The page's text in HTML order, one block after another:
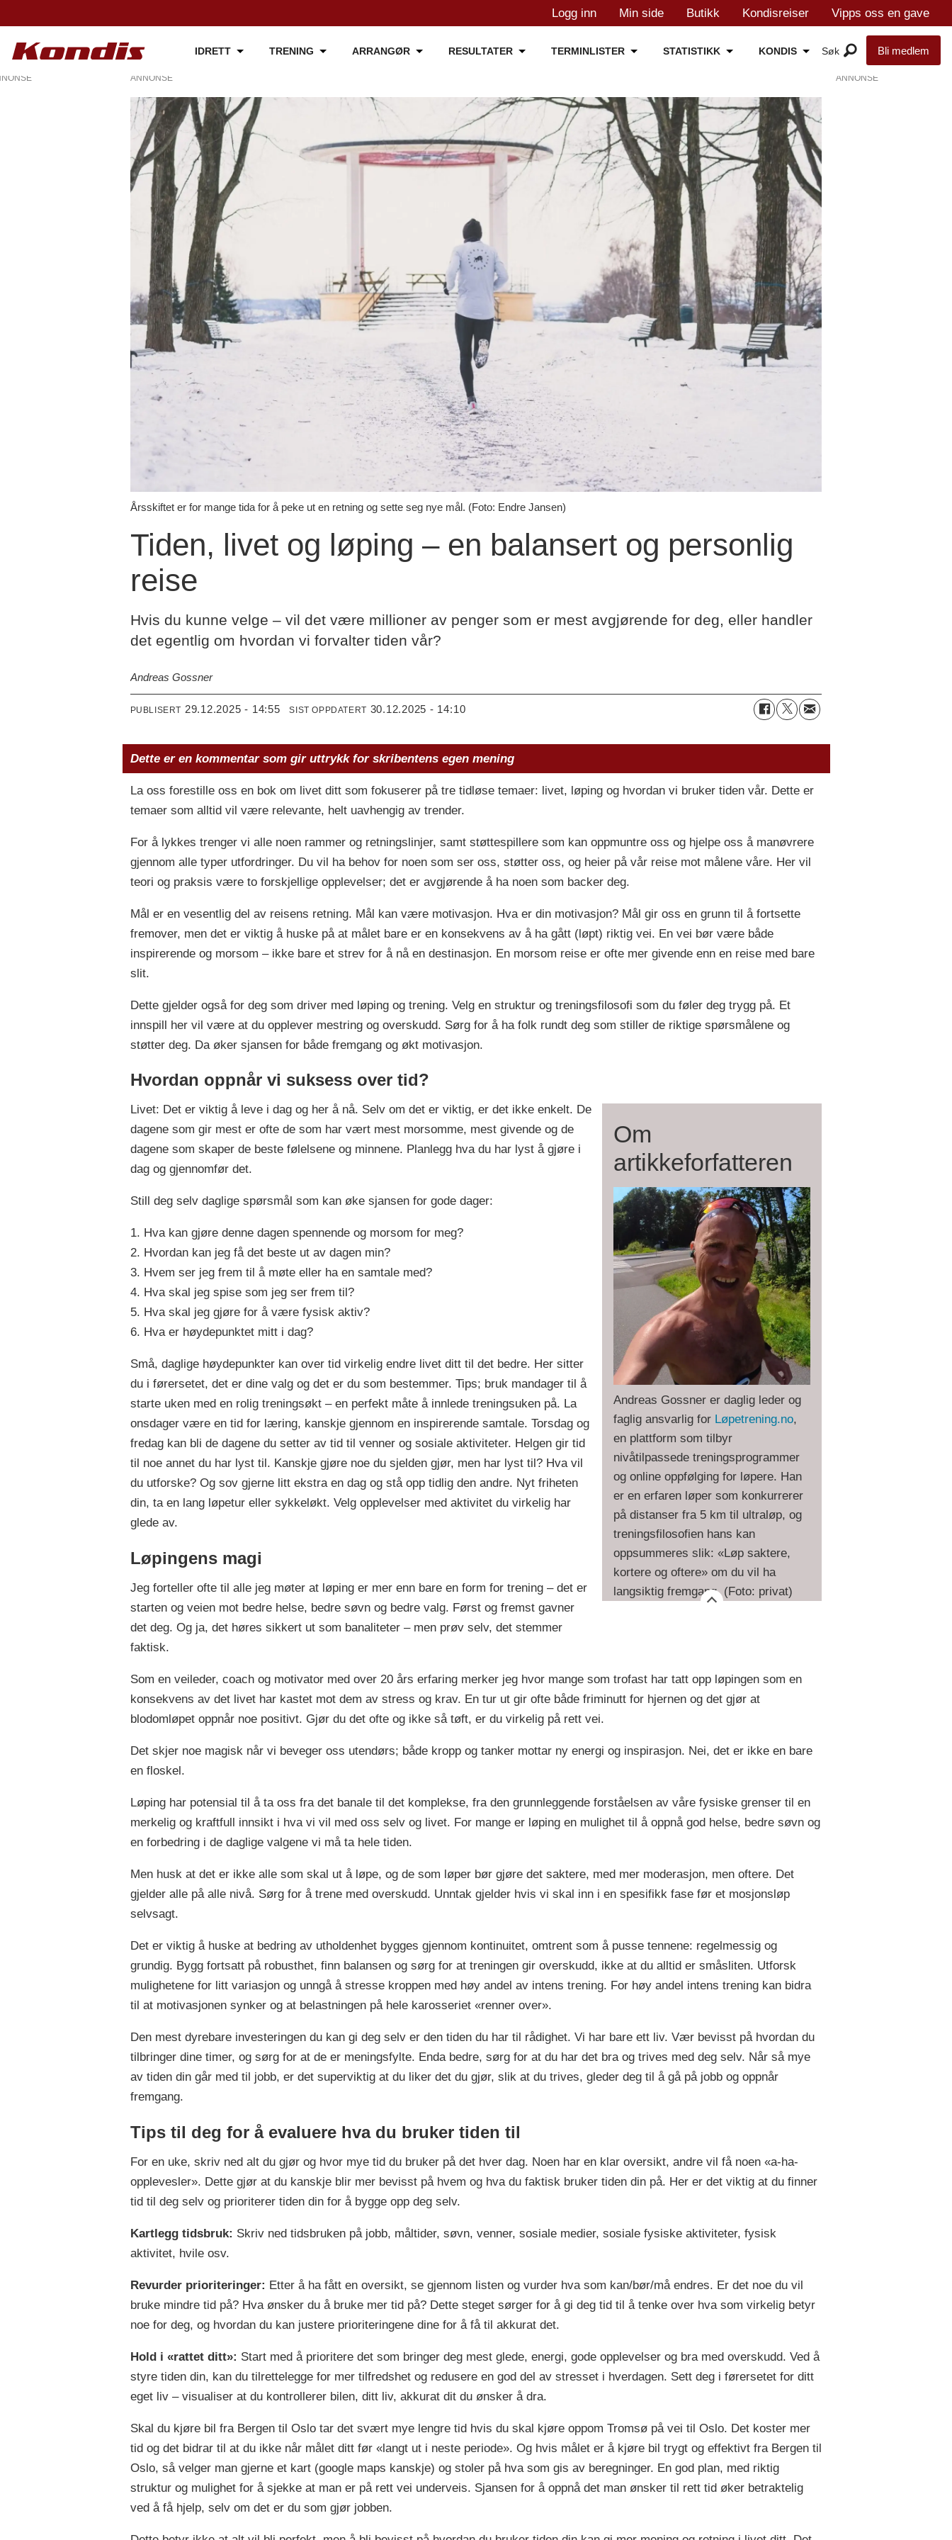
Logg inn Min side Butikk Kondisreiser Vipps oss en gave
IDRETT TRENING ARRANGØR RESULTATER TERMINLISTER STATISTIKK KONDIS Bli medlem
ANNONSE
Årsskiftet er for mange tida for å peke ut en retning og sette seg nye mål. (Foto: Endre Jansen)
Tiden, livet og løping – en balansert og personlig
reise
Hvis du kunne velge – vil det være millioner av penger som er mest avgjørende for deg, eller handler
det egentlig om hvordan vi forvalter tiden vår?
Andreas Gossner
PUBLISERT 29.12.2025 - 14:55 SIST OPPDATERT 30.12.2025 - 14:10
Dette er en kommentar som gir uttrykk for skribentens egen mening
La oss forestille oss en bok om livet ditt som fokuserer på tre tidløse temaer: livet, løping og hvordan vi bruker tiden vår. Dette er
temaer som alltid vil være relevante, helt uavhengig av trender.
For å lykkes trenger vi alle noen rammer og retningslinjer, samt støttespillere som kan oppmuntre oss og hjelpe oss å manøvrere
gjennom alle typer utfordringer. Du vil ha behov for noen som ser oss, støtter oss, og heier på vår reise mot målene våre. Her vil
teori og praksis være to forskjellige opplevelser; det er avgjørende å ha noen som backer deg.
Mål er en vesentlig del av reisens retning. Mål kan være motivasjon. Hva er din motivasjon? Mål gir oss en grunn til å fortsette
fremover, men det er viktig å huske på at målet bare er en konsekvens av å ha gått (løpt) riktig vei. En vei bør være både
inspirerende og morsom – ikke bare et strev for å nå en destinasjon. En morsom reise er ofte mer givende enn en reise med bare
slit.
Dette gjelder også for deg som driver med løping og trening. Velg en struktur og treningsfilosofi som du føler deg trygg på. Et
innspill her vil være at du opplever mestring og overskudd. Sørg for å ha folk rundt deg som stiller de riktige spørsmålene og
støtter deg. Da øker sjansen for både fremgang og økt motivasjon.
Hvordan oppnår vi suksess over tid?
Om
artikkeforfatteren
Andreas Gossner er daglig leder og
faglig ansvarlig for Løpetrening.no,
en plattform som tilbyr
nivåtilpassede treningsprogrammer
og online oppfølging for løpere. Han
er en erfaren løper som konkurrerer
på distanser fra 5 km til ultraløp, og
treningsfilosofien hans kan
oppsummeres slik: «Løp saktere,
kortere og oftere» om du vil ha
langsiktig fremgang. (Foto: privat)
Livet: Det er viktig å leve i dag og her å nå. Selv om det er viktig, er det ikke enkelt. De
dagene som gir mest er ofte de som har vært mest morsomme, mest givende og de
dagene som skaper de beste følelsene og minnene. Planlegg hva du har lyst å gjøre i
dag og gjennomfør det.
Still deg selv daglige spørsmål som kan øke sjansen for gode dager:
1. Hva kan gjøre denne dagen spennende og morsom for meg?
2. Hvordan kan jeg få det beste ut av dagen min?
3. Hvem ser jeg frem til å møte eller ha en samtale med?
4. Hva skal jeg spise som jeg ser frem til?
5. Hva skal jeg gjøre for å være fysisk aktiv?
6. Hva er høydepunktet mitt i dag?
Små, daglige høydepunkter kan over tid virkelig endre livet ditt til det bedre. Her sitter
du i førersetet, det er dine valg og det er du som bestemmer. Tips; bruk mandager til å
starte uken med en rolig treningsøkt – en perfekt måte å innlede treningsuken på. La
onsdager være en tid for læring, kanskje gjennom en inspirerende samtale. Torsdag og
fredag kan bli de dagene du setter av tid til venner og sosiale aktiviteter. Helgen gir tid
til noe annet du har lyst til. Kanskje gjøre noe du sjelden gjør, men har lyst til? Hva vil
du utforske? Og sov gjerne litt ekstra en dag og stå opp tidlig den andre. Nyt friheten
din, ta en lang løpetur eller sykkeløkt. Velg opplevelser med aktivitet du virkelig har
glede av.
Løpingens magi
Jeg forteller ofte til alle jeg møter at løping er mer enn bare en form for trening – det er
starten og veien mot bedre helse, bedre søvn og bedre valg. Først og fremst gavner
det deg. Og ja, det høres sikkert ut som banaliteter – men prøv selv, det stemmer
faktisk.
Som en veileder, coach og motivator med over 20 års erfaring merker jeg hvor mange som trofast har tatt opp løpingen som en
konsekvens av det livet har kastet mot dem av stress og krav. En tur ut gir ofte både friminutt for hjernen og det gjør at
blodomløpet oppnår noe positivt. Gjør du det ofte og ikke så tøft, er du virkelig på rett vei.
Det skjer noe magisk når vi beveger oss utendørs; både kropp og tanker mottar ny energi og inspirasjon. Nei, det er ikke en bare
en floskel.
Løping har potensial til å ta oss fra det banale til det komplekse, fra den grunnleggende forståelsen av våre fysiske grenser til en
merkelig og kraftfull innsikt i hva vi vil med oss selv og livet. For mange er løping en mulighet til å oppnå god helse, bedre søvn og
en forbedring i de daglige valgene vi må ta hele tiden.
Men husk at det er ikke alle som skal ut å løpe, og de som løper bør gjøre det saktere, med mer moderasjon, men oftere. Det
gjelder alle på alle nivå. Sørg for å trene med overskudd. Unntak gjelder hvis vi skal inn i en spesifikk fase før et mosjonsløp
selvsagt.
Det er viktig å huske at bedring av utholdenhet bygges gjennom kontinuitet, omtrent som å pusse tennene: regelmessig og
grundig. Bygg fortsatt på robusthet, finn balansen og sørg for at treningen gir overskudd, ikke at du alltid er småsliten. Utforsk
mulighetene for litt variasjon og unngå å stresse kroppen med høy andel av intens trening. For høy andel intens trening kan bidra
til at motivasjonen synker og at belastningen på hele karosseriet «renner over».
Den mest dyrebare investeringen du kan gi deg selv er den tiden du har til rådighet. Vi har bare ett liv. Vær bevisst på hvordan du
tilbringer dine timer, og sørg for at de er meningsfylte. Enda bedre, sørg for at du har det bra og trives med deg selv. Når så mye
av tiden din går med til jobb, er det superviktig at du liker det du gjør, slik at du trives, gleder deg til å gå på jobb og oppnår
fremgang.
Tips til deg for å evaluere hva du bruker tiden til
For en uke, skriv ned alt du gjør og hvor mye tid du bruker på det hver dag. Noen har en klar oversikt, andre vil få noen «a-ha-
opplevesler». Dette gjør at du kanskje blir mer bevisst på hvem og hva du faktisk bruker tiden din på. Her er det viktig at du finner
tid til deg selv og prioriterer tiden din for å bygge opp deg selv.
Kartlegg tidsbruk: Skriv ned tidsbruken på jobb, måltider, søvn, venner, sosiale medier, sosiale fysiske aktiviteter, fysisk
aktivitet, hvile osv.
Revurder prioriteringer: Etter å ha fått en oversikt, se gjennom listen og vurder hva som kan/bør/må endres. Er det noe du vil
bruke mindre tid på? Hva ønsker du å bruke mer tid på? Dette steget sørger for å gi deg tid til å tenke over hva som virkelig betyr
noe for deg, og hvordan du kan justere prioriteringene dine for å få til akkurat det.
Hold i «rattet ditt»: Start med å prioritere det som bringer deg mest glede, energi, gode opplevelser og bra med overskudd. Ved å
styre tiden din, kan du tilrettelegge for mer tilfredshet og redusere en god del av stresset i hverdagen. Sett deg i førersetet for ditt
eget liv – visualiser at du kontrollerer bilen, ditt liv, akkurat dit du ønsker å dra.
Skal du kjøre bil fra Bergen til Oslo tar det svært mye lengre tid hvis du skal kjøre oppom Tromsø på vei til Oslo. Det koster mer
tid og det bidrar til at du ikke når målet ditt før «langt ut i neste periode». Og hvis målet er å kjøre bil trygt og effektivt fra Bergen til
Oslo, så velger man gjerne et kart (google maps kanskje) og stoler på hva som gis av beregninger. En god plan, med riktig
struktur og mulighet for å sjekke at man er på rett vei underveis. Sjansen for å oppnå det man ønsker til rett tid øker betraktelig
ved å få hjelp, selv om det er du som gjør jobben.
ANNONSE